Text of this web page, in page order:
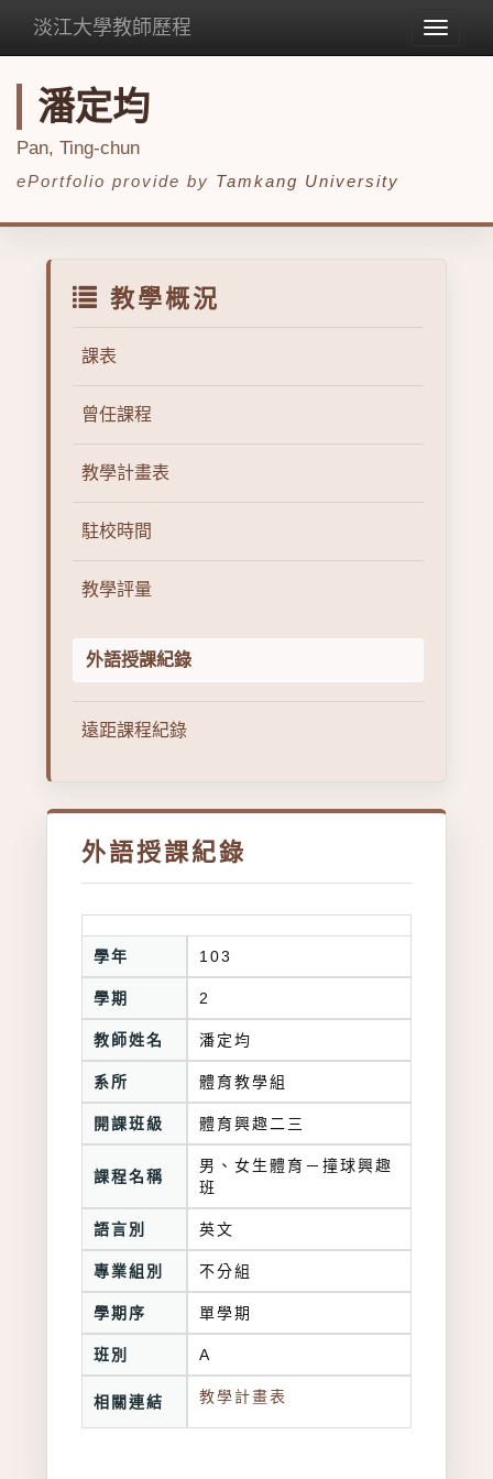
Toggle
淡江大學教師歷程
潘定均
Pan, Ting-chun
ePortfolio provide by Tamkang University
教學概況
課表
曾任課程
教學計畫表
駐校時間
教學評量
外語授課紀錄
遠距課程紀錄
外語授課紀錄
學年 103
學期 2
教師姓名 潘定均
系所 體育教學組
開課班級 體育興趣二三
課程名稱
男、女生體育－撞球興趣
班
語言別 英文
專業組別 不分組
學期序 單學期
班別 A
相關連結 教學計畫表